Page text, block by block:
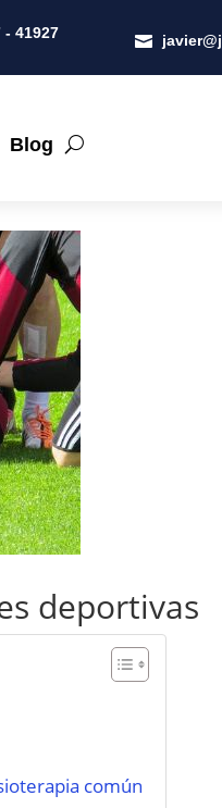
41927

Blog
deportivas
común